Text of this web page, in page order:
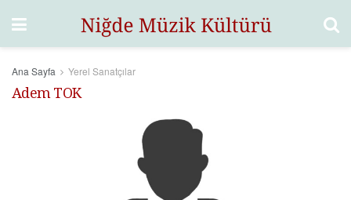
Ana Sayfa Yerel Sanatçılar
Adem TOK